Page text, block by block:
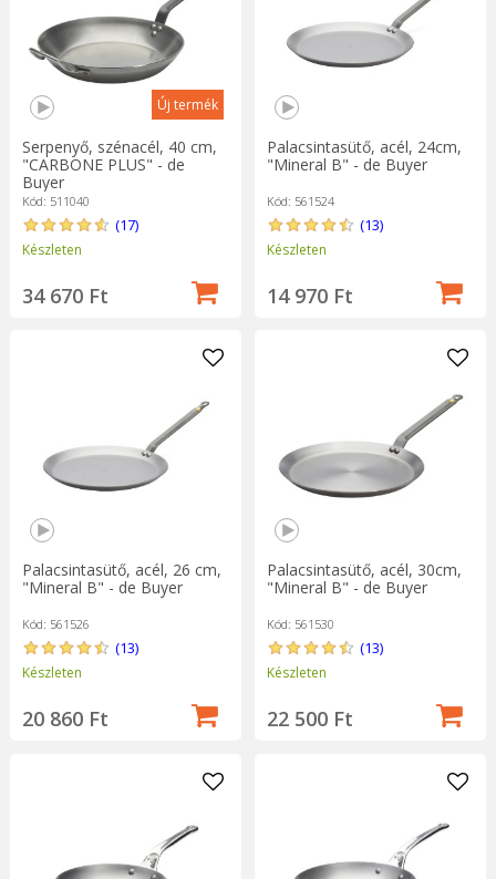
Új termék
Serpenyő, szénacél, 40 cm,
"CARBONE PLUS" - de
Buyer
Kód: 511040
(17)
Készleten
34 670 Ft
Palacsintasütő, acél, 24cm,
"Mineral B" - de Buyer
Kód: 561524
(13)
Készleten
14 970 Ft
Palacsintasütő, acél, 26 cm,
"Mineral B" - de Buyer
Kód: 561526
(13)
Készleten
20 860 Ft
Palacsintasütő, acél, 30cm,
"Mineral B" - de Buyer
Kód: 561530
(13)
Készleten
22 500 Ft